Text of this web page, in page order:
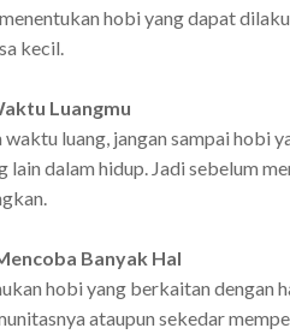
hobi yang dapat
kecil.
Luangmu
luang, jangan sampai hobi
lain dalam hidup. Jadi sebelum
Banyak Hal
hobi yang berkaitan dengan
ataupun sekedar